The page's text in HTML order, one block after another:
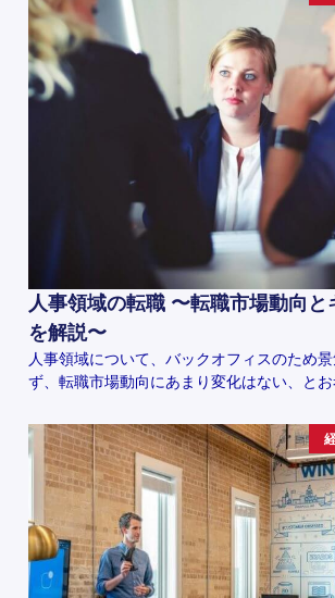
人事領域の転職 〜転職市場動向と
を解説〜
人事領域について、バックオフィスのため
ず、転職市場動向にあまり変化はない、と